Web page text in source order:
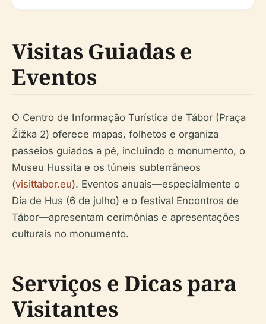
Visitas Guiadas e
Eventos
O Centro de Informação Turística de Tábor (Praça
Žižka 2) oferece mapas, folhetos e organiza
passeios guiados a pé, incluindo o monumento, o
Museu Hussita e os túneis subterrâneos
(visittabor.eu). Eventos anuais—especialmente o
Dia de Hus (6 de julho) e o festival Encontros de
Tábor—apresentam cerimônias e apresentações
culturais no monumento.
Serviços e Dicas para
Visitantes